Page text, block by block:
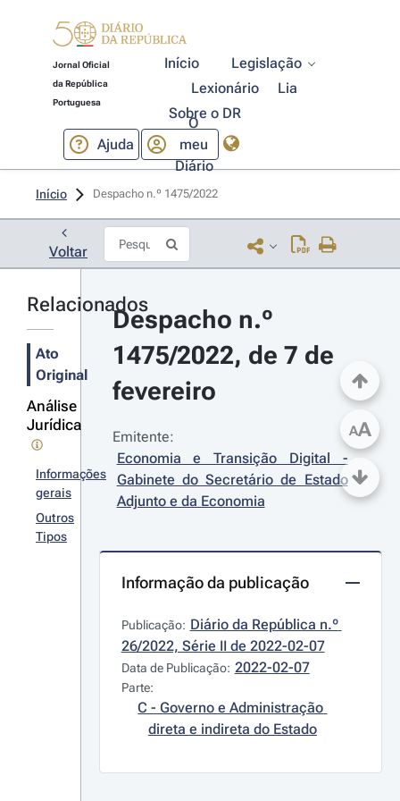
Jornal Oficial
da República
Portuguesa
Início
Legislação
Lexionário
Lia
Sobre o DR
Ajuda
O
meu
Diário
Início Despacho n.º 1475/2022
Voltar
Relacionados
Ato
Original
Análise
Jurídica
Informações
gerais
Outros
Tipos
Despacho n.º
1475/2022, de 7 de
fevereiro
Emitente:
Economia e Transição Digital -
Gabinete do Secretário de Estado
Adjunto e da Economia
Informação da publicação
Publicação: Diário da República n.º
26/2022, Série II de 2022-02-07
Data de Publicação: 2022-02-07
Parte:
C - Governo e Administração
direta e indireta do Estado
AA